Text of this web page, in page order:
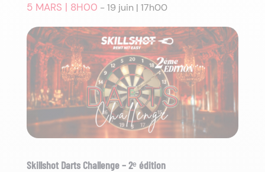
5 MARS | 8H00 -19 juin | 17h00
Skillshot Darts Challenge – 2ᵉ édition